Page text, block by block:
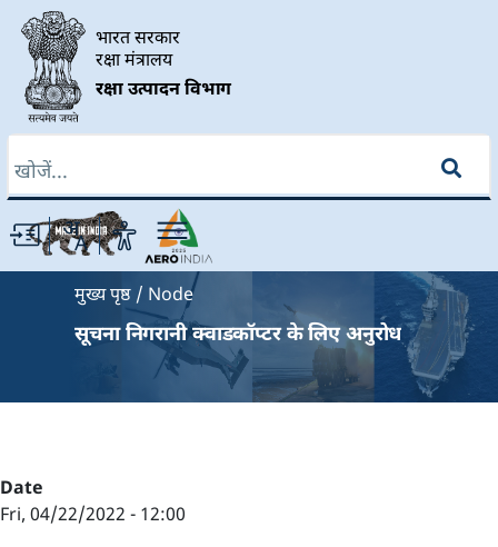
Skip to main content
भारत सरकार
रक्षा मंत्रालय
रक्षा उत्पादन विभाग
मुख्य पृष्ठ Node
सूचना निगरानी क्वाडकॉप्टर के लिए अनुरोध
Date
Fri, 04/22/2022 - 12:00